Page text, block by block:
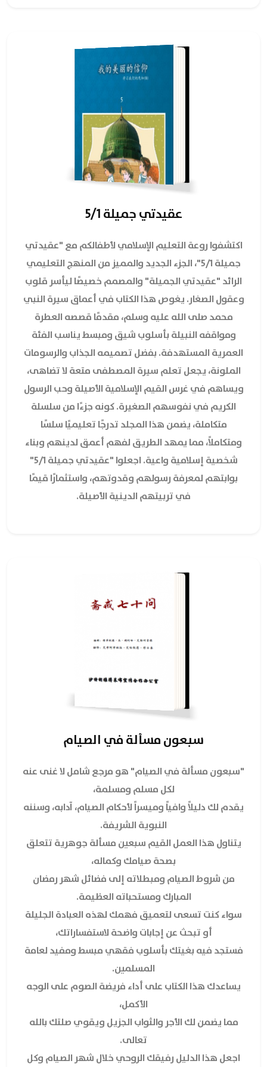
عقيدتي جميلة 5/1
اكتشفوا روعة التعليم الإسلامي لأطفالكم مع "عقيدتي
جميلة 5/1"، الجزء الجديد والمميز من المنهج التعليمي
الرائد "عقيدتي الجميلة" والمصمم خصيصًا ليأسر قلوب
وعقول الصغار. يغوص هذا الكتاب في أعماق سيرة النبي
محمد صلى الله عليه وسلم، مقدمًا قصصه العطرة
ومواقفه النبيلة بأسلوب شيق ومبسط يناسب الفئة
العمرية المستهدفة. بفضل تصميمه الجذاب والرسومات
الملونة، يجعل تعلم سيرة المصطفى متعة لا تضاهى،
ويساهم في غرس القيم الإسلامية الأصيلة وحب الرسول
الكريم في نفوسهم الصغيرة. كونه جزءًا من سلسلة
متكاملة، يضمن هذا المجلد تدرجًا تعليميًا سلسًا
ومتكاملاً، مما يمهد الطريق لفهم أعمق لدينهم وبناء
شخصية إسلامية واعية. اجعلوا "عقيدتي جميلة 5/1"
بوابتهم لمعرفة رسولهم وقدوتهم، واستثمارًا قيمًا
في تربيتهم الدينية الأصيلة.
سبعون مسألة في الصيام
"سبعون مسألة في الصيام" هو مرجع شامل لا غنى عنه
لكل مسلم ومسلمة،
يقدم لك دليلاً وافياً وميسراً لأحكام الصيام، آدابه، وسننه
النبوية الشريفة.
يتناول هذا العمل القيم سبعين مسألة جوهرية تتعلق
بصحة صيامك وكماله،
من شروط الصيام ومبطلاته إلى فضائل شهر رمضان
المبارك ومستحباته العظيمة.
سواء كنت تسعى لتعميق فهمك لهذه العبادة الجليلة
أو تبحث عن إجابات واضحة لاستفساراتك،
فستجد فيه بغيتك بأسلوب فقهي مبسط ومفيد لعامة
المسلمين.
يساعدك هذا الكتاب على أداء فريضة الصوم على الوجه
الأكمل،
مما يضمن لك الأجر والثواب الجزيل ويقوي صلتك بالله
تعالى.
اجعل هذا الدليل رفيقك الروحي خلال شهر الصيام وكل